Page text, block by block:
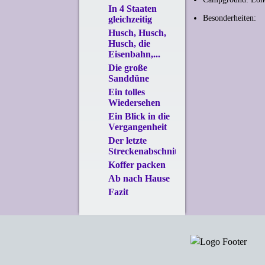
In 4 Staaten
gleichzeitig
Husch, Husch,
Husch, die
Eisenbahn,...
Die große
Sanddüne
Ein tolles
Wiedersehen
Ein Blick in die
Vergangenheit
Der letzte
Streckenabschnitt
Koffer packen
Ab nach Hause
Fazit
Besonderheiten: